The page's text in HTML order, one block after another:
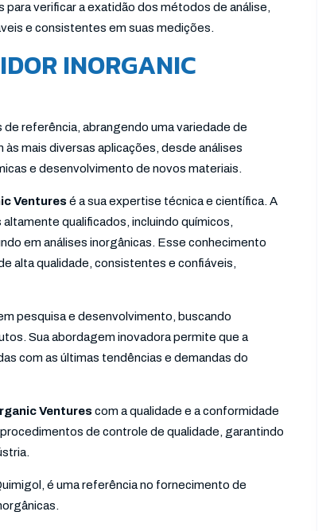
verificar a exatidão dos métodos de análise,
e consistentes em suas medições.
INORGANIC
referência, abrangendo uma variedade de
mais diversas aplicações, desde análises
e desenvolvimento de novos materiais.
Venturesé a sua expertise técnica e científica. A
qualificados, incluindo químicos,
em análises inorgânicas. Esse conhecimento
alta qualidade, consistentes e confiáveis,
pesquisa e desenvolvimento, buscando
Sua abordagem inovadora permite que a
com as últimas tendências e demandas do
Venturescom a qualidade e a conformidade
de controle de qualidade, garantindo
é uma referência no fornecimento de